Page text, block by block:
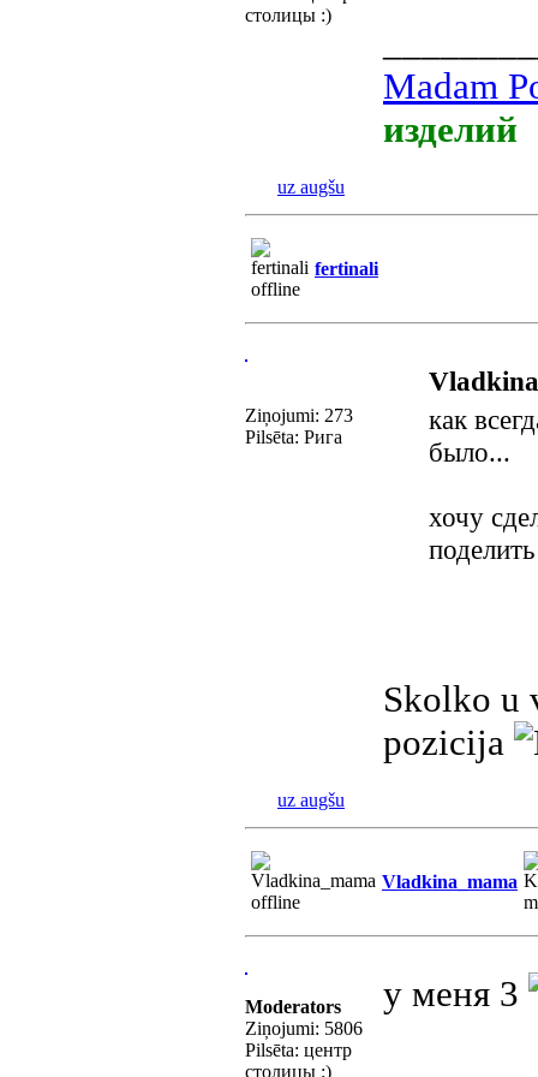
столицы :)
Madam
изделий
uz augšu
fertinali
Ziņojumi: 273
Pilsēta: Рига
как
было...
хочу
Skolko u
pozicija
uz augšu
Vladkina_mama
Moderators
Ziņojumi: 5806
Pilsēta: центр
столицы :)
у меня 3